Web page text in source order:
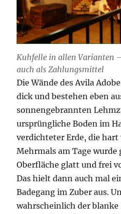
Kuhfelle in allen Varianten
auch als Zahlungsmittel
Die Wände des Avila
dick und bestehen eben
sonnengebrannten
ursprüngliche Boden im
verdichteter Erde, die hart
Mehrmals am Tage wurde
Oberfläche glatt und frei
Das hielt dann auch mal
Badegang im Zuber aus.
wahrscheinlich der blanke